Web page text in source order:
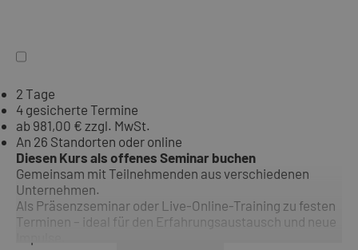
2 Tage
4 gesicherte Termine
ab 981,00 € zzgl. MwSt.
An 26 Standorten oder online
Diesen Kurs als offenes Seminar buchen
Gemeinsam mit Teilnehmenden aus verschiedenen
Unternehmen.
Als Präsenzseminar oder Live-Online-Training zu festen
Terminen – ideal für den Erfahrungsaustausch und neue